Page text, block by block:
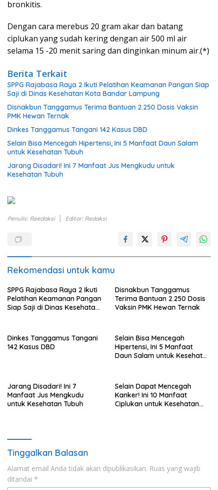
bronkitis.
Dengan cara merebus 20 gram akar dan batang
ciplukan yang sudah kering dengan air 500 ml air
selama 15 -20 menit saring dan dinginkan minum air.(*)
Berita Terkait
SPPG Rajabasa Raya 2 Ikuti Pelatihan Keamanan Pangan Siap
Saji di Dinas Kesehatan Kota Bandar Lampung
Disnakbun Tanggamus Terima Bantuan 2.250 Dosis Vaksin
PMK Hewan Ternak
Dinkes Tanggamus Tangani 142 Kasus DBD
Selain Bisa Mencegah Hipertensi, Ini 5 Manfaat Daun Salam
untuk Kesehatan Tubuh
Jarang Disadari! Ini 7 Manfaat Jus Mengkudu untuk
Kesehatan Tubuh
Penulis: Reedaksi Editor: Redaksi
Rekomendasi untuk kamu
SPPG Rajabasa Raya 2 Ikuti
Pelatihan Keamanan Pangan
Siap Saji di Dinas Kesehatan
Disnakbun Tanggamus
Terima Bantuan 2.250 Dosis
Vaksin PMK Hewan Ternak
Dinkes Tanggamus Tangani
142 Kasus DBD
Selain Bisa Mencegah
Hipertensi, Ini 5 Manfaat
Daun Salam untuk Kesehatan
Jarang Disadari! Ini 7
Manfaat Jus Mengkudu
untuk Kesehatan Tubuh
Selain Dapat Mencegah
Kanker! Ini 10 Manfaat
Ciplukan untuk Kesehatan
Tinggalkan Balasan
Alamat email Anda tidak akan dipublikasikan. Ruas yang wajib
ditandai *